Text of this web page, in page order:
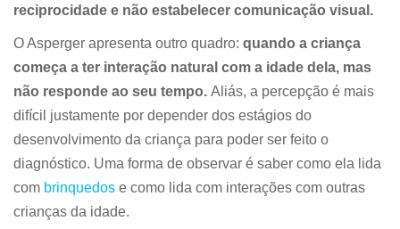
reciprocidade e não estabelecer comunicação visual.
O Asperger apresenta outro quadro: quando a criança
começa a ter interação natural com a idade dela, mas
não responde ao seu tempo. Aliás, a percepção é mais
difícil justamente por depender dos estágios do
desenvolvimento da criança para poder ser feito o
diagnóstico. Uma forma de observar é saber como ela lida
com brinquedos e como lida com interações com outras
crianças da idade.